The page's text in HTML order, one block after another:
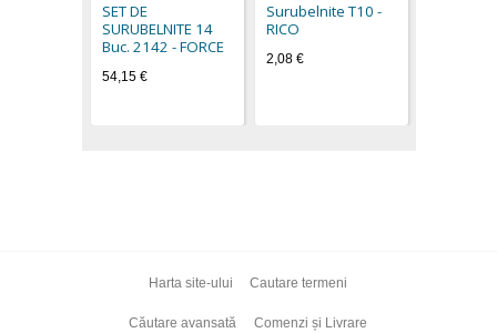
SET DE
SURUBELNITE 14
Buc. 2142 - FORCE
54,15 €
Surubelnite Т10 -
RICO
2,08 €
Harta site-ului Cautare termeni
Căutare avansată Comenzi și Livrare